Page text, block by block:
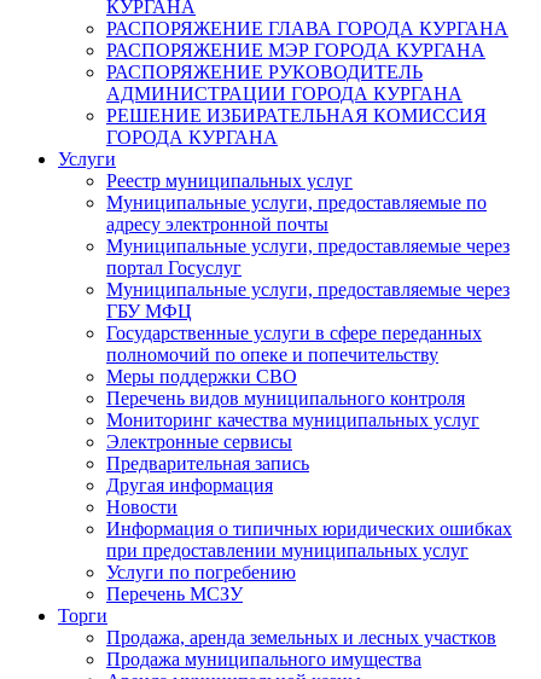
КУРГАНА
РАСПОРЯЖЕНИЕ ГЛАВА ГОРОДА КУРГАНА
РАСПОРЯЖЕНИЕ МЭР ГОРОДА КУРГАНА
РАСПОРЯЖЕНИЕ РУКОВОДИТЕЛЬ
АДМИНИСТРАЦИИ ГОРОДА КУРГАНА
РЕШЕНИЕ ИЗБИРАТЕЛЬНАЯ КОМИССИЯ
ГОРОДА КУРГАНА
Услуги
Реестр муниципальных услуг
Муниципальные услуги, предоставляемые по
адресу электронной почты
Муниципальные услуги, предоставляемые через
портал Госуслуг
Муниципальные услуги, предоставляемые через
ГБУ МФЦ
Государственные услуги в сфере переданных
полномочий по опеке и попечительству
Меры поддержки СВО
Перечень видов муниципального контроля
Мониторинг качества муниципальных услуг
Электронные сервисы
Предварительная запись
Другая информация
Новости
Информация о типичных юридических ошибках
при предоставлении муниципальных услуг
Услуги по погребению
Перечень МСЗУ
Торги
Продажа, аренда земельных и лесных участков
Продажа муниципального имущества